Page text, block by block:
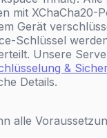
mit XChaCha20-
Gerät
Schlüssel
Unsere
&
Details.
alle